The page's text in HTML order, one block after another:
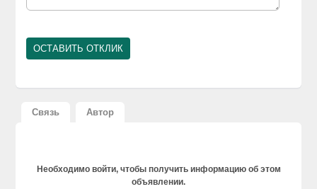
Связь Автор
Необходимо войти, чтобы получить информацию об этом
объявлении.